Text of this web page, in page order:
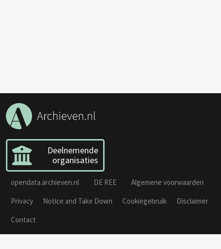
Deelnemende
organisaties
opendata.archieven.nl DE REE
Algemene voorwaarden
Privacy
Notice and Take Down Cookiegebruik
Disclaimer
Contact